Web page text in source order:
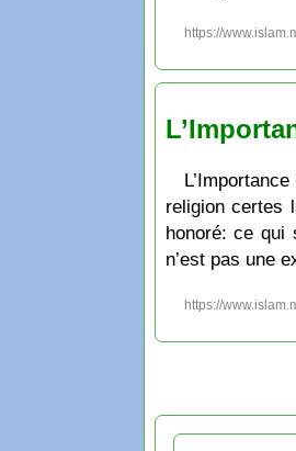
https://
religion certes
honoré: ce qui
n’est pas une
https://